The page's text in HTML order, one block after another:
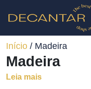
Início / Madeira
Madeira
Leia mais